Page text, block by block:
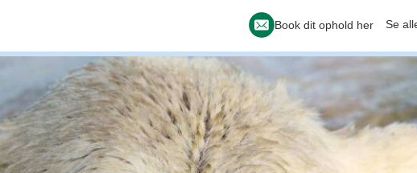
Se
Book dit ophold her